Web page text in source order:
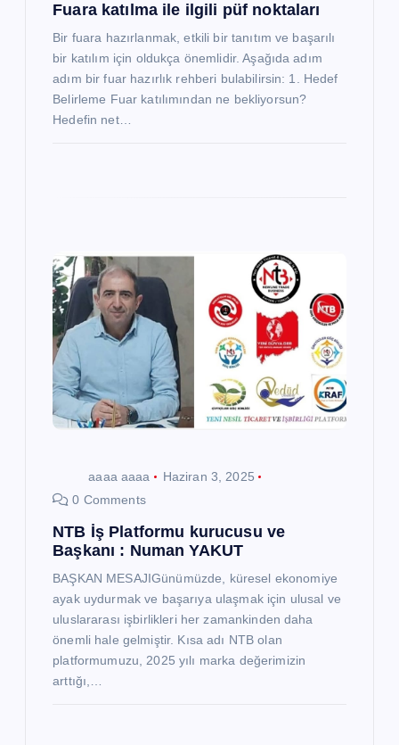
Fuara katılma ile ilgili püf noktaları
Bir fuara hazırlanmak, etkili bir tanıtım ve başarılı
bir katılım için oldukça önemlidir. Aşağıda adım
adım bir fuar hazırlık rehberi bulabilirsin: 1. Hedef
Belirleme Fuar katılımından ne bekliyorsun?
Hedefin net…
aaaa aaaa
Haziran 3, 2025
0 Comments
NTB İş Platformu kurucusu ve
Başkanı : Numan YAKUT
BAŞKAN MESAJIGünümüzde, küresel ekonomiye
ayak uydurmak ve başarıya ulaşmak için ulusal ve
uluslararası işbirlikleri her zamankinden daha
önemli hale gelmiştir. Kısa adı NTB olan
platformumuzu, 2025 yılı marka değerimizin
arttığı,…